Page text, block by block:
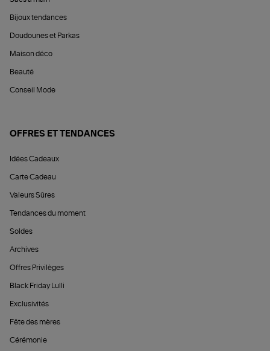
Bijoux tendances
Doudounes et Parkas
Maison déco
Beauté
Conseil Mode
OFFRES ET TENDANCES
Idées Cadeaux
Carte Cadeau
Valeurs Sûres
Tendances du moment
Soldes
Archives
Offres Privilèges
Black Friday Lulli
Exclusivités
Fête des mères
Cérémonie